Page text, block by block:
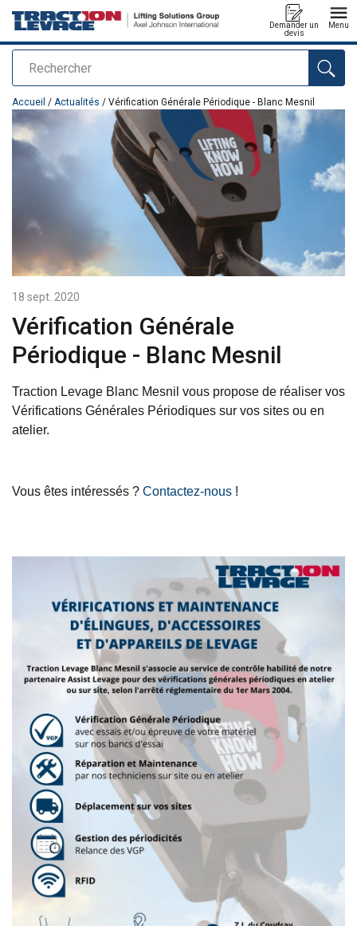
Rechercher
Demander un
devis
Menu
Ajouté au panier
Accueil / Actualités / Vérification Générale Périodique - Blanc Mesnil
18 sept. 2020
Vérification Générale
Périodique - Blanc Mesnil
Traction Levage Blanc Mesnil vous propose de réaliser vos
Vérifications Générales Périodiques sur vos sites ou en
atelier.
Vous êtes intéressés ? Contactez-nous !